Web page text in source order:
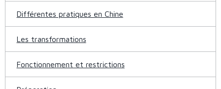
Différentes pratiques en Chine
Les transformations
Fonctionnement et restrictions